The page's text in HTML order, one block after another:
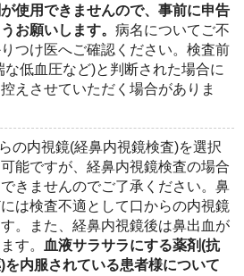
使用できませんので、事前に申告
お願いします。 病名についてご不
つけ医へご確認ください。検査前
な低血圧など)と判断された場合に
えさせていただく場合がありま
の内視鏡(経鼻内視鏡検査)を選択
能ですが、経鼻内視鏡検査の場合
きませんのでご了承ください。鼻
は検査不適として口からの内視鏡
。また、経鼻内視鏡後は鼻出血が
す。 血液サラサラにする薬剤(抗
内服されている患者様について